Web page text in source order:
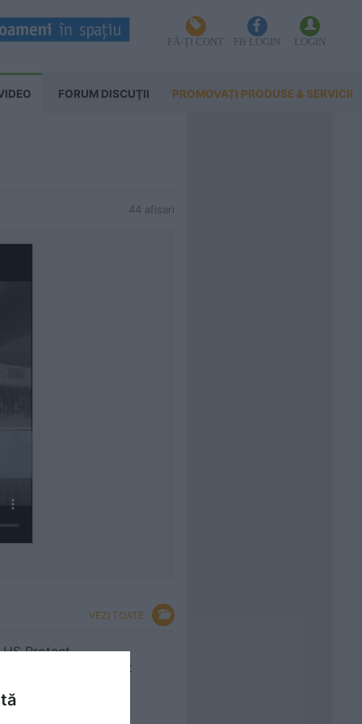
FĂ-ȚI CONT FB LOGIN LOGIN
FORUM DISCUŢII PROMOVAȚI PRODUSE & SERVICII
44 afisari
VEZI TOATE
HS Protect
WaterRepellent - test